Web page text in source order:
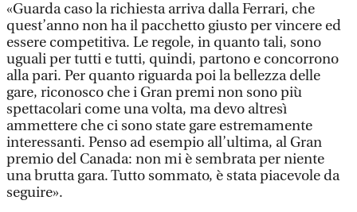
«Guarda caso la richiesta arriva dalla Ferrari, che
quest’anno non ha il pacchetto giusto per vincere ed
essere competitiva. Le regole, in quanto tali, sono
uguali per tutti e tutti, quindi, partono e concorrono
alla pari. Per quanto riguarda poi la bellezza delle
gare, riconosco che i Gran premi non sono più
spettacolari come una volta, ma devo altresì
ammettere che ci sono state gare estremamente
interessanti. Penso ad esempio all’ultima, al Gran
premio del Canada: non mi è sembrata per niente
una brutta gara. Tutto sommato, è stata piacevole da
seguire».